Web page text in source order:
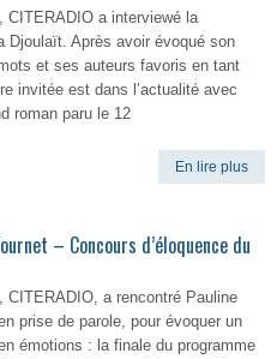
CITERADIO a interviewé la
Djoulaït. Après avoir évoqué son
et ses auteurs favoris en tant
invitée est dans l’actualité avec
roman paru le 12
En lire plus
– Concours d’éloquence du
CITERADIO, a rencontré Pauline
prise de parole, pour évoquer un
émotions : la finale du programme